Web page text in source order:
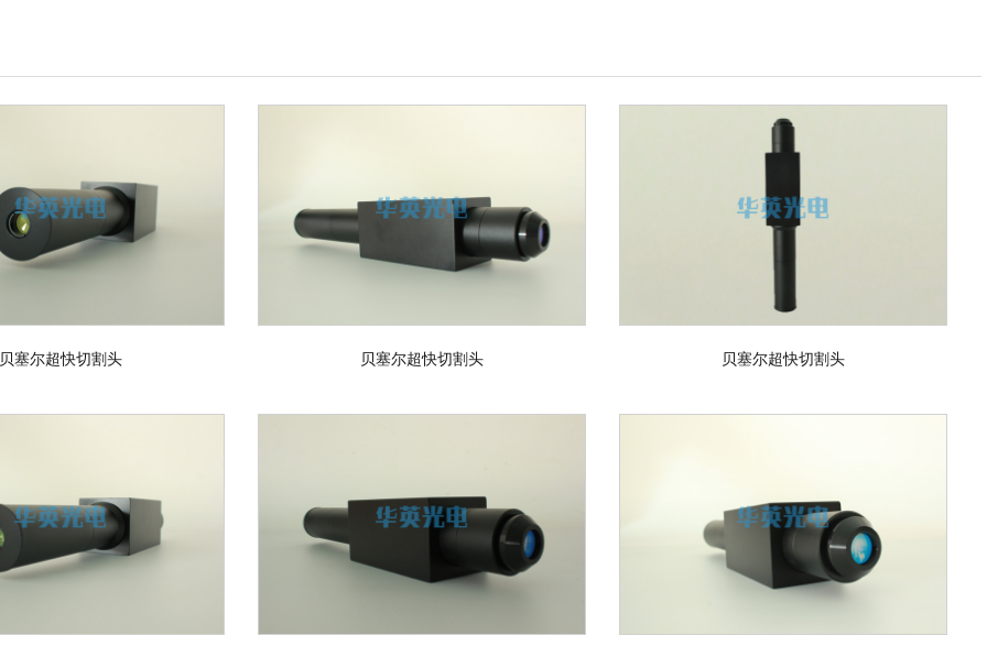
贝塞尔超快切割头 贝塞尔超快切割头 贝塞尔超快切割头